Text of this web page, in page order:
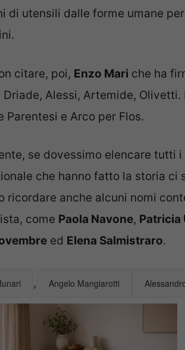
di utensili dalle forme umane
citare, poi, Enzo Mari che ha
Driade, Alessi, Artemide, Olivetti.
Parentesi e Arco per Flos.
se dovessimo elencare tutti
che hanno fatto la storia
ricordare anche alcuni nomi
come Paola Navone, Patricia
ed Elena Salmistraro.
, Angelo Mangiarotti